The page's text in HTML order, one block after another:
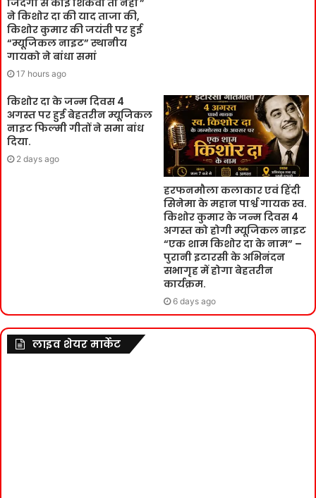
जिंदगी से कोई शिकवा तो नहीं ”
ने किशोर दा की याद ताजा की,
किशोर कुमार की जयंती पर हुई
“म्यूजिकल नाइट” स्थानीय
गायको ने बांधा समां
17 hours ago
किशोर दा के जन्म दिवस 4
अगस्त पर हुई बेहतरीन म्यूजिकल
नाइट फिल्मी गीतों ने समा बांध
दिया.
2 days ago
हरफनमौला कलाकार एवं हिंदी
सिनेमा के महान पार्श्व गायक स्व.
किशोर कुमार के जन्म दिवस 4
अगस्त को होगी म्यूजिकल नाइट
“एक शाम किशोर दा के नाम” –
पुरानी इटारसी के अभिनंदन
सभागृह में होगा बेहतरीन
कार्यक्रम.
6 days ago
लाइव शेयर मार्केट